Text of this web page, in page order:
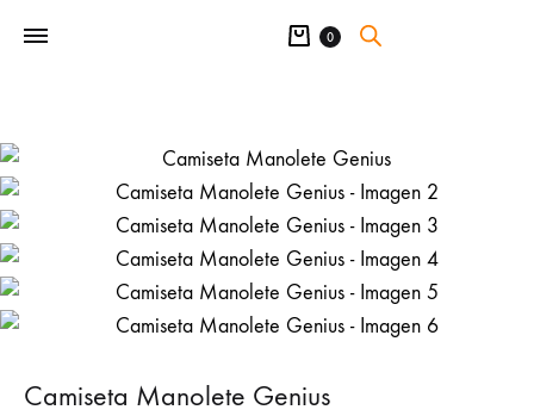
Carrito
0
Camiseta Manolete Genius